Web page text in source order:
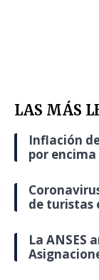
LAS MÁS
Inflación
por encima
de turistas
La ANSES